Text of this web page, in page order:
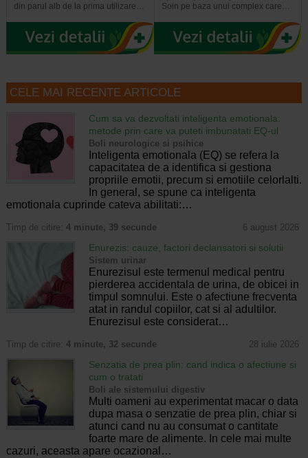
din parul alb de la prima utilizare…
Soin pe baza unui complex care…
CELE MAI RECENTE ARTICOLE
Cum sa va dezvoltati inteligenta emotionala:
metode prin care va puteti imbunatati EQ-ul
Boli neurologice si psihice
Inteligenta emotionala (EQ) se refera la
capacitatea de a identifica si gestiona
propriile emotii, precum si emotiile celorlalti.
In general, se spune ca inteligenta
emotionala cuprinde cateva abilitati:…
Timp de citire: 4 minute, 39 secunde 6 august 2026
Enurezis: cauze, factori declansatori si solutii
Sistem urinar
Enurezisul este termenul medical pentru
pierderea accidentala de urina, de obicei in
timpul somnului. Este o afectiune frecventa
atat in randul copiilor, cat si al adultilor.
Enurezisul este considerat…
Timp de citire: 4 minute, 32 secunde 28 iulie 2026
Senzatia de prea plin: cand indica o afectiune si
cum o tratati
Boli ale sistemului digestiv
Multi oameni au experimentat macar o data
dupa masa o senzatie de prea plin, chiar si
atunci cand nu au consumat o cantitate
foarte mare de alimente. In cele mai multe
cazuri, aceasta apare ocazional…